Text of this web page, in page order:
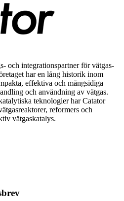
och integrationspartner för vätgas-
har en lång historik inom
effektiva och mångsidiga
och användning av vätgas.
teknologier har Catator
reformers och
vätgaskatalys.